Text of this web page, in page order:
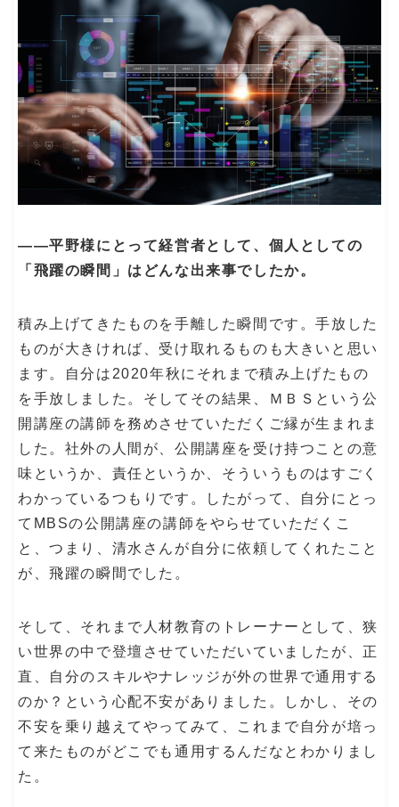
――平野様にとって経営者として、個人としての
「飛躍の瞬間」はどんな出来事でしたか。
積み上げてきたものを手離した瞬間です。手放した
ものが大きければ、受け取れるものも大きいと思い
ます。自分は2020年秋にそれまで積み上げたもの
を手放しました。そしてその結果、ＭＢＳという公
開講座の講師を務めさせていただくご縁が生まれま
した。社外の人間が、公開講座を受け持つことの意
味というか、責任というか、そういうものはすごく
わかっているつもりです。したがって、自分にとっ
てMBSの公開講座の講師をやらせていただくこ
と、つまり、清水さんが自分に依頼してくれたこと
が、飛躍の瞬間でした。
そして、それまで人材教育のトレーナーとして、狭
い世界の中で登壇させていただいていましたが、正
直、自分のスキルやナレッジが外の世界で通用する
のか？という心配不安がありました。しかし、その
不安を乗り越えてやってみて、これまで自分が培っ
て来たものがどこでも通用するんだなとわかりまし
た。